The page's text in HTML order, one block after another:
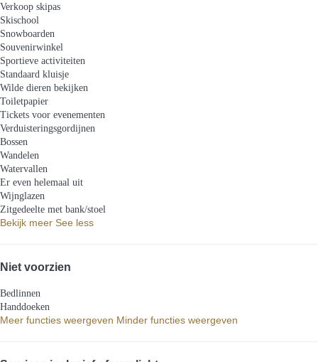
Verkoop skipas
Skischool
Snowboarden
Souvenirwinkel
Sportieve activiteiten
Standaard kluisje
Wilde dieren bekijken
Toiletpapier
Tickets voor evenementen
Verduisteringsgordijnen
Bossen
Wandelen
Watervallen
Er even helemaal uit
Wijnglazen
Zitgedeelte met bank/stoel
Bekijk meer See less
Niet voorzien
Bedlinnen
Handdoeken
Meer functies weergeven Minder functies weergeven